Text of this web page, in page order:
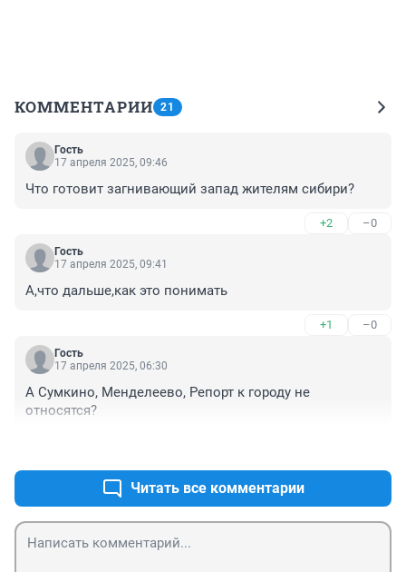
КОММЕНТАРИИ 21
Гость
17 апреля 2025, 09:46
Что готовит загнивающий запад жителям сибири?
+2 –0
Гость
17 апреля 2025, 09:41
А,что дальше,как это понимать
+1 –0
Гость
17 апреля 2025, 06:30
А Сумкино, Менделеево, Репорт к городу не
относятся?
Читать все комментарии